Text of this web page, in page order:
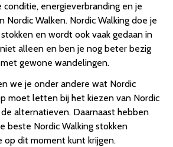
conditie, energieverbranding en je
Nordic Walken. Nordic Walking doe je
en wordt ook vaak gedaan in
alleen en ben je nog beter bezig
gewone wandelingen.
we je onder andere wat Nordic
moet letten bij het kiezen van Nordic
alternatieven. Daarnaast hebben
beste Nordic Walking stokken
op dit moment kunt krijgen.